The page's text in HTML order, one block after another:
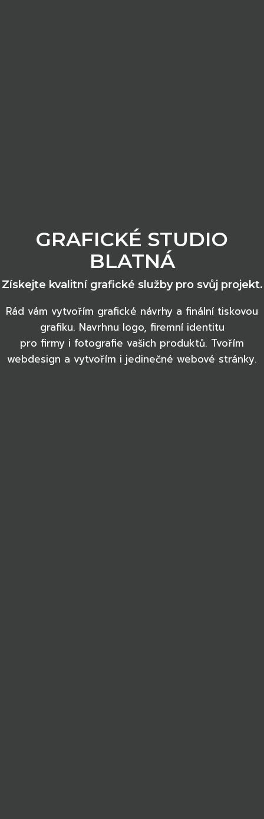
GRAFICKÉ STUDIO
BLATNÁ
Získejte kvalitní grafické služby pro svůj projekt.
Rád vám vytvořím grafické návrhy a finální tiskovou
grafiku. Navrhnu logo, firemní identitu
pro firmy i fotografie vašich produktů. Tvořím
webdesign a vytvořím i jedinečné webové stránky.